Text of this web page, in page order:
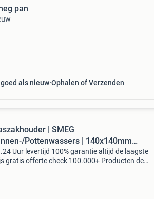
pan
als nieuw Ophalen of Verzenden
| SMEG
Pottenwassers | 140x140mm
Uur levertijd 100% garantie altijd de laagste
gratis offerte check 100.000+ Producten de